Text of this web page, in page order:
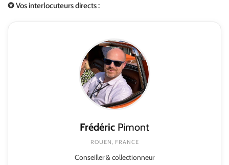
✪ Vos interlocuteurs directs :
Frédéric Pimont
ROUEN, FRANCE
Conseiller & collectionneur